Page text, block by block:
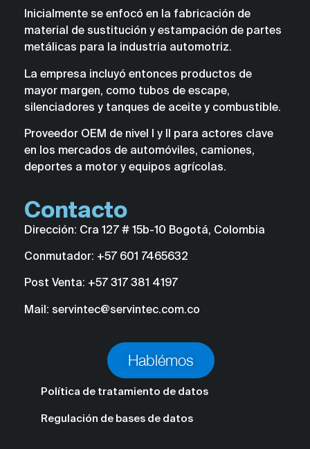
Inicialmente se enfocó en la fabricación de
material de sustitución y estampación de partes
metálicas para la industria automotriz.
La empresa incluyó entonces productos de
mayor margen, como tubos de escape,
silenciadores y tanques de aceite y combustible.
Proveedor OEM de nivel I y II para actores clave
en los mercados de automóviles, camiones,
deportes a motor y equipos agrícolas.
Contacto
Dirección: Cra 127 # 15b-10 Bogotá, Colombia
Conmutador: +57 601 7465632
Post Venta: +57 317 381 4197
Mail: servintec@servintec.com.co
Hablémos
Política de tratamiento de datos
Regulación de bases de datos